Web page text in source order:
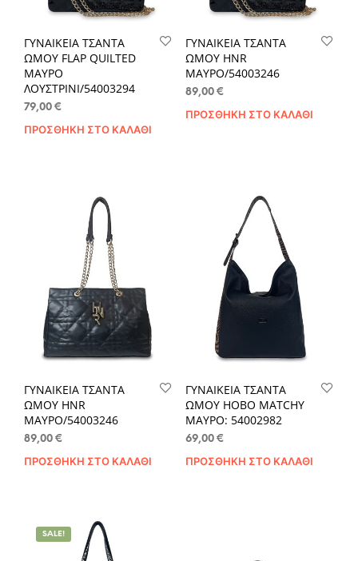
ΓΥΝΑΙΚΕΙΑ ΤΣΑΝΤΑ
ΩΜΟΥ FLAP QUILTED
ΜΑΥΡΟ
ΛΟΥΣΤΡΙΝΙ/54003294
79,00 €
ΠΡΟΣΘΉΚΗ ΣΤΟ ΚΑΛΆΘΙ
ΓΥΝΑΙΚΕΙΑ ΤΣΑΝΤΑ
ΩΜΟΥ HNR
ΜΑΥΡΟ/54003246
89,00 €
ΠΡΟΣΘΉΚΗ ΣΤΟ ΚΑΛΆΘΙ
ΓΥΝΑΙΚΕΙΑ ΤΣΑΝΤΑ
ΩΜΟΥ HNR
ΜΑΥΡΟ/54003246
89,00 €
ΠΡΟΣΘΉΚΗ ΣΤΟ ΚΑΛΆΘΙ
ΓΥΝΑΙΚΕΙΑ ΤΣΑΝΤΑ
ΩΜΟΥ HOBO MATCHY
ΜΑΥΡΟ: 54002982
69,00 €
ΠΡΟΣΘΉΚΗ ΣΤΟ ΚΑΛΆΘΙ
SALE!